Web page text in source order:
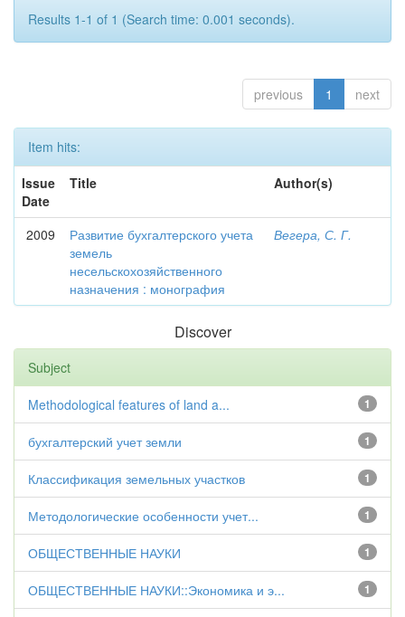
Results 1-1 of 1 (Search time: 0.001 seconds).
previous 1 next
Item hits:
Issue
Date
Title Author(s)
2009
Развитие бухгалтерского учета
земель
несельскохозяйственного
назначения : монография
Вегера, С. Г.
Discover
Subject
1
Methodological features of land a...
1
бухгалтерский учет земли
1
Классификация земельных участков
1
Методологические особенности учет...
1
ОБЩЕСТВЕННЫЕ НАУКИ
1
ОБЩЕСТВЕННЫЕ НАУКИ::Экономика и э...